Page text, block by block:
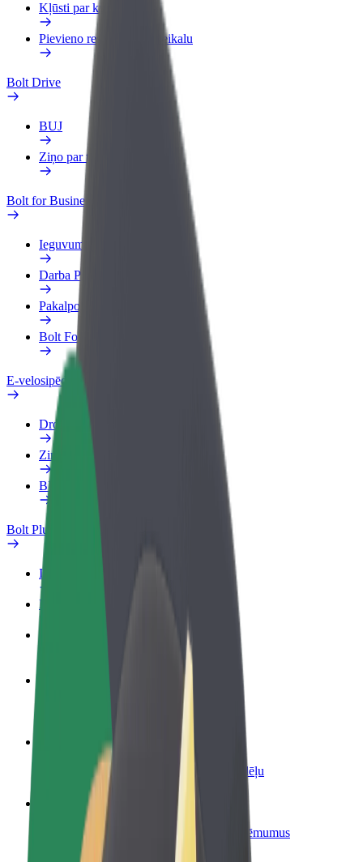
Kļūsti par kurjeru
Pievieno restorānu vai veikalu
Bolt Drive
BUJ
Ziņo par transportlīdzekli
Bolt for Business
Ieguvumi
Darba Profils
Pakalpojumi
Bolt Food uzņēmumiem
E-velosipēdi
Drošības laboratorija
Ziņot
BUJ
Bolt Plus
Ieguvumi
Kā pievienoties
Kļūsti par kurjeru
Piegādā ēdienu un saņem izmaksu ik nedēļu
Pievieno restorānu vai veikalu
Sasniedz vairāk klientu un paaugstini ieņēmumus